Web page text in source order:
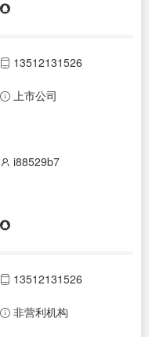
13512131526
上市公司
i88529b7
13512131526
非营利机构